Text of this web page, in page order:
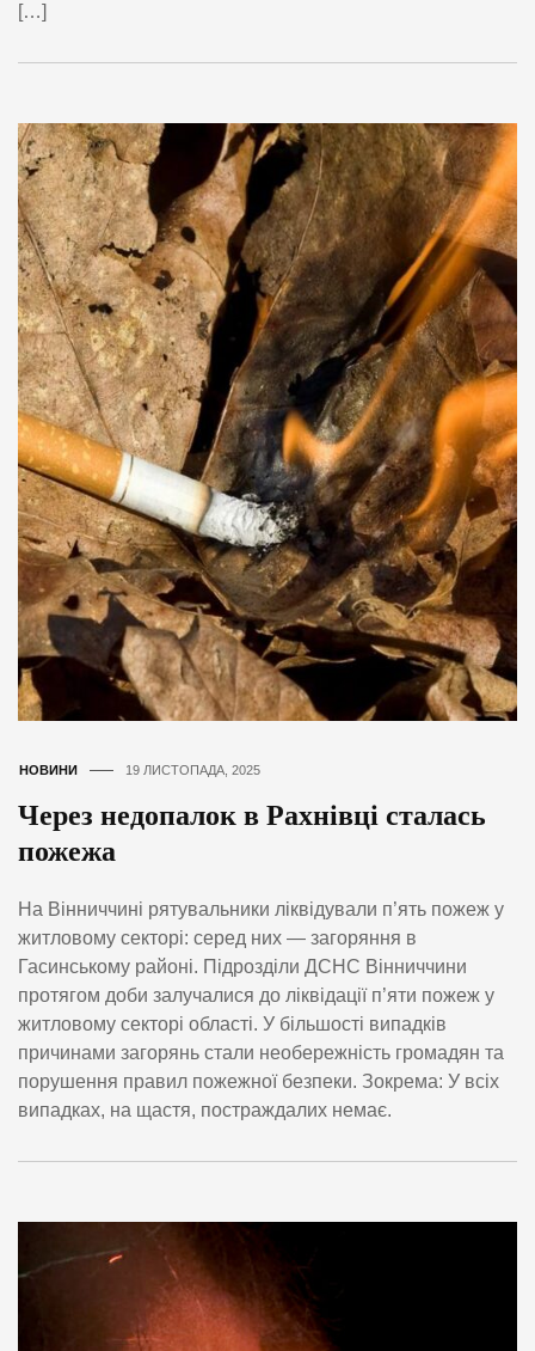
[…]
НОВИНИ 19 ЛИСТОПАДА, 2025
Через недопалок в Рахнівці сталась
пожежа
На Вінниччині рятувальники ліквідували п’ять пожеж у
житловому секторі: серед них — загоряння в
Гасинському районі. Підрозділи ДСНС Вінниччини
протягом доби залучалися до ліквідації п’яти пожеж у
житловому секторі області. У більшості випадків
причинами загорянь стали необережність громадян та
порушення правил пожежної безпеки. Зокрема: У всіх
випадках, на щастя, постраждалих немає.